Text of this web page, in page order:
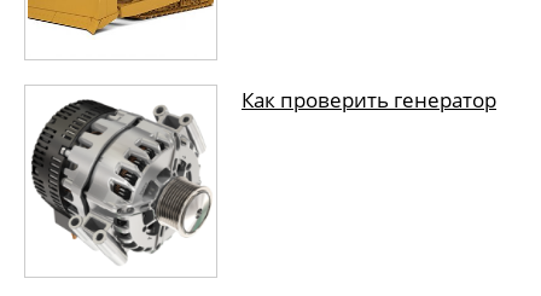
Как проверить генератор